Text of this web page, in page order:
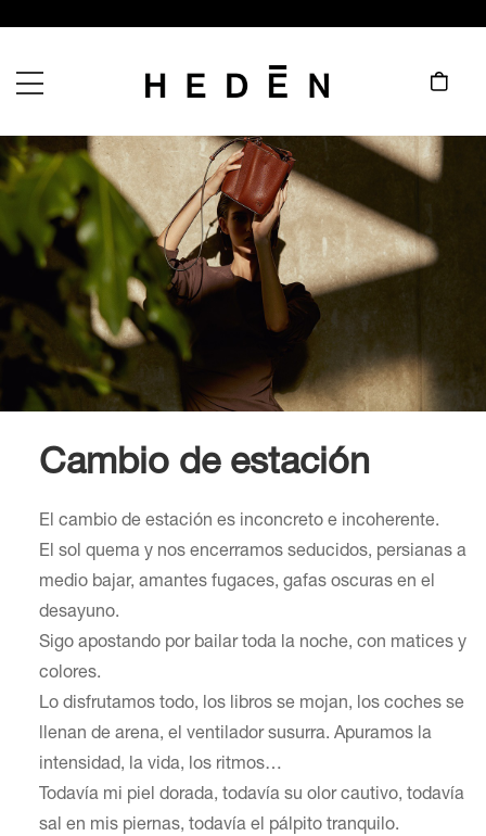
Cambio de estación
El cambio de estación es inconcreto e incoherente.
El sol quema y nos encerramos seducidos, persianas a
medio bajar, amantes fugaces, gafas oscuras en el
desayuno.
Sigo apostando por bailar toda la noche, con matices y
colores.
Lo disfrutamos todo, los libros se mojan, los coches se
llenan de arena, el ventilador susurra. Apuramos la
intensidad, la vida, los ritmos…
Todavía mi piel dorada, todavía su olor cautivo, todavía
sal en mis piernas, todavía el pálpito tranquilo.